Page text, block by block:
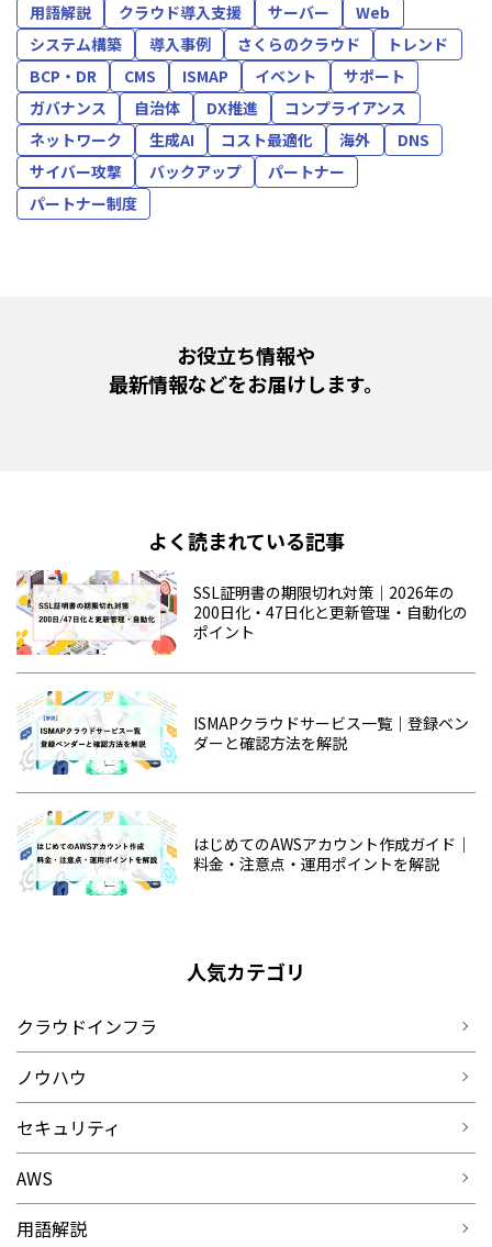
用語解説
クラウド導入支援 サーバー
Web
システム構築
導入事例 さくらのクラウド
トレンド
BCP・DR
CMS ISMAP イベント
サポート
ガバナンス
自治体 DX推進
コンプライアンス
ネットワーク
生成AI コスト最適化 海外
DNS
サイバー攻撃
バックアップ
パートナー
パートナー制度
お役立ち情報や
最新情報などをお届けします。
よく読まれている記事
SSL証明書の期限切れ対策｜2026年の
200日化・47日化と更新管理・自動化の
ポイント
ISMAPクラウドサービス一覧｜登録ベン
ダーと確認方法を解説
はじめてのAWSアカウント作成ガイド｜
料金・注意点・運用ポイントを解説
人気カテゴリ
クラウドインフラ
ノウハウ
セキュリティ
AWS
用語解説